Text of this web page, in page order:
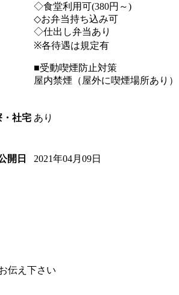
◇食堂利用可(380円～)
◇お弁当持ち込み可
◇仕出し弁当あり
※各待遇は規定有
■受動喫煙防止対策
屋内禁煙（屋外に喫煙場所あり）
・社宅 あり
開日 2021年04月09日
伝え下さい